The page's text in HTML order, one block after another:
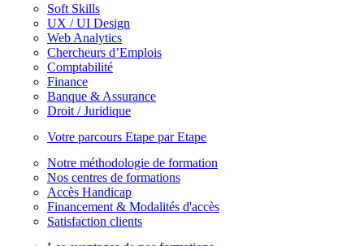
Soft Skills
UX / UI Design
Web Analytics
Chercheurs d’Emplois
Comptabilité
Finance
Banque & Assurance
Droit / Juridique
Votre parcours Etape par Etape
Notre méthodologie de formation
Nos centres de formations
Accès Handicap
Financement & Modalités d'accès
Satisfaction clients